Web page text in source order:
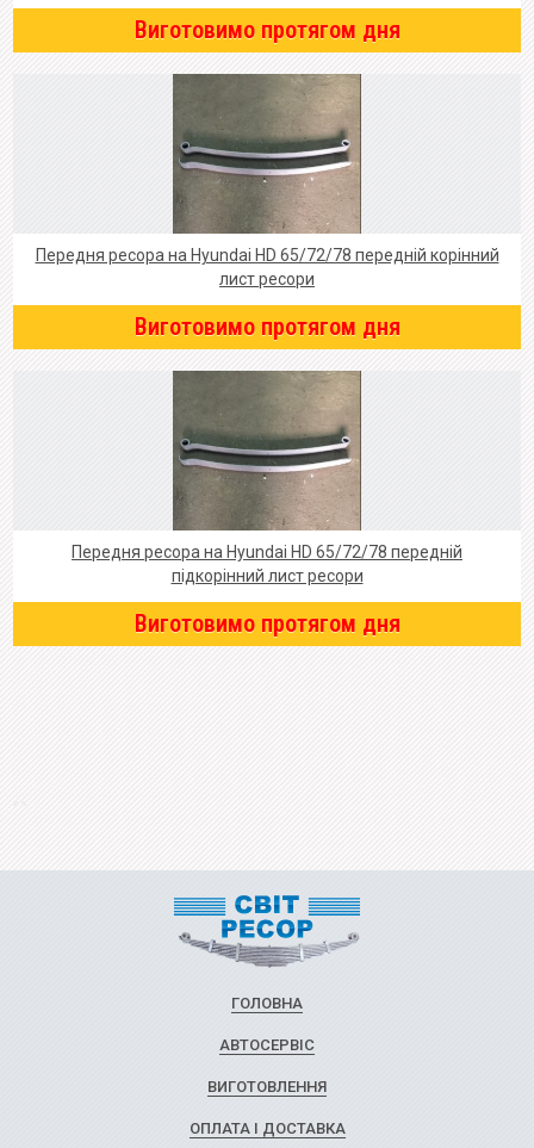
Виготовимо протягом дня
Передня ресора на Hyundai HD 65/72/78 передній корінний
лист ресори
Виготовимо протягом дня
Передня ресора на Hyundai HD 65/72/78 передній
підкорінний лист ресори
Виготовимо протягом дня
ГОЛОВНА
АВТОСЕРВІС
ВИГОТОВЛЕННЯ
ОПЛАТА І ДОСТАВКА